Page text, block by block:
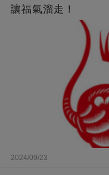
讓福氣溜走！
2024/09/23